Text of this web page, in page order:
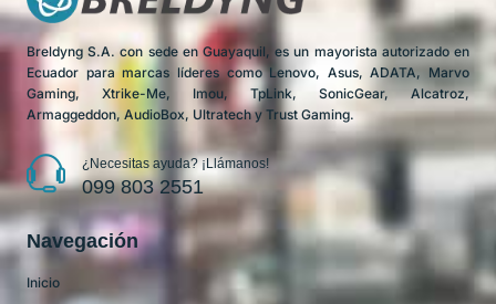
Breldyng S.A. con sede en Guayaquil, es un mayorista autorizado en
Ecuador para marcas líderes como Lenovo, Asus, ADATA, Marvo
Gaming, Xtrike-Me, Imou, TpLink, SonicGear, Alcatroz,
Armaggeddon, AudioBox, Ultratech y Trust Gaming.
¿Necesitas ayuda? ¡Llámanos!
099 803 2551
Navegación
Inicio